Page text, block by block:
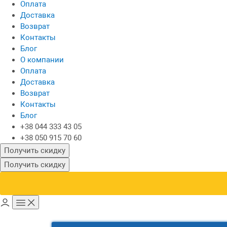
Оплата
Доставка
Возврат
Контакты
Блог
О компании
Оплата
Доставка
Возврат
Контакты
Блог
+38 044 333 43 05
+38 050 915 70 60
Получить скидку
Получить скидку